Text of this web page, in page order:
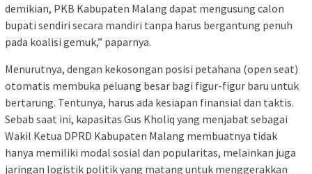
demikian, PKB Kabupaten Malang dapat mengusung calon
bupati sendiri secara mandiri tanpa harus bergantung penuh
pada koalisi gemuk,” paparnya.
Menurutnya, dengan kekosongan posisi petahana (open seat)
otomatis membuka peluang besar bagi figur-figur baru untuk
bertarung. Tentunya, harus ada kesiapan finansial dan taktis.
Sebab saat ini, kapasitas Gus Kholiq yang menjabat sebagai
Wakil Ketua DPRD Kabupaten Malang membuatnya tidak
hanya memiliki modal sosial dan popularitas, melainkan juga
jaringan logistik politik yang matang untuk menggerakkan